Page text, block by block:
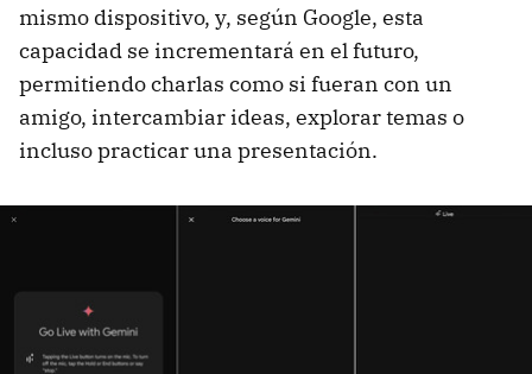
mismo dispositivo, y, según Google, esta
capacidad se incrementará en el futuro,
permitiendo charlas como si fueran con un
amigo, intercambiar ideas, explorar temas o
incluso practicar una presentación.